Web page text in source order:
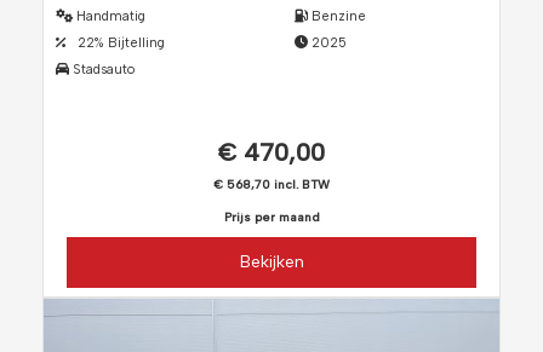
Handmatig
22% Bijtelling
Stadsauto
Benzine
2025
€ 470,00
€ 568,70 incl. BTW
Prijs per maand
Bekijken